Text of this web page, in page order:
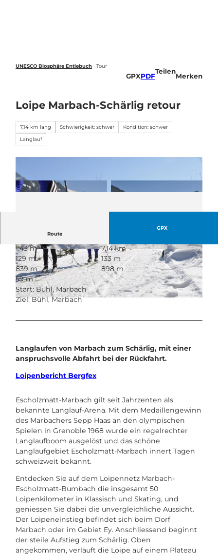
UNESCO Biosphäre Entlebuch Tour
GPXPDF
Teilen
Merken
Loipe Marbach-Schärlig retour
7,14 km lang Schwierigkeit: schwer
Kondition: schwer
Langlauf
© Maurin Bisig, UNESCO Biosphäre Entlebuch
© Maurin Bisig, UNESCO Biosphäre Entlebuch © Maurin Bisig, UNESCO Biosphäre Entlebuch
Route
GPX
1:43 h
7,14 km
129 m
133 m
839 m
898 m
59 m
Start: Bühl, Marbach
Ziel: Bühl, Marbach
Langlaufen von Marbach zum Schärlig, mit einer
anspruchsvolle Abfahrt bei der Rückfahrt.
Loipenbericht Bergfex
Escholzmatt-Marbach gilt seit Jahrzenten als
bekannte Langlauf-Arena. Mit dem Medaillengewinn
des Marbachers Sepp Haas an den olympischen
Spielen in Grenoble 1968 wurde ein regelrechter
Langlaufboom ausgelöst und das schöne
Langlaufgebiet Escholzmatt-Marbach innert Tagen
schweizweit bekannt.
Entdecken Sie auf dem Loipennetz Marbach-
Escholzmatt-Bumbach die insgesamt 50
Loipenkilometer in Klassisch und Skating, und
geniessen Sie dabei die unvergleichliche Aussicht.
Der Loipeneinstieg befindet sich beim Dorf
Marbach oder im Gebiet Ey. Anschliessend beginnt
der steile Aufstieg zum Schärlig. Oben
angekommen, verläuft die Loipe auf einem Plateau